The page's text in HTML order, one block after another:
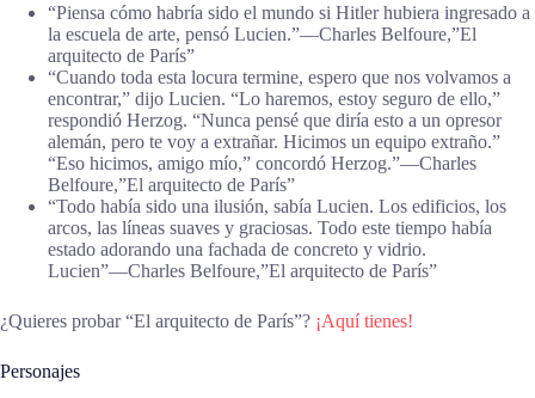
“Piensa cómo habría sido el mundo si Hitler hubiera ingresado a
la escuela de arte, pensó Lucien.”―Charles Belfoure,”El
arquitecto de París”
“Cuando toda esta locura termine, espero que nos volvamos a
encontrar,” dijo Lucien. “Lo haremos, estoy seguro de ello,”
respondió Herzog. “Nunca pensé que diría esto a un opresor
alemán, pero te voy a extrañar. Hicimos un equipo extraño.”
“Eso hicimos, amigo mío,” concordó Herzog.”―Charles
Belfoure,”El arquitecto de París”
“Todo había sido una ilusión, sabía Lucien. Los edificios, los
arcos, las líneas suaves y graciosas. Todo este tiempo había
estado adorando una fachada de concreto y vidrio.
Lucien”―Charles Belfoure,”El arquitecto de París”
¿Quieres probar “El arquitecto de París”? ¡Aquí tienes!
Personajes